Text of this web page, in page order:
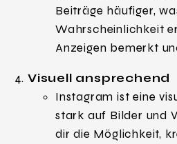
Beiträge häufiger,
Wahrscheinlichkeit
Anzeigen bemerkt
Visuell ansprechend
Instagram ist eine
stark auf Bilder und
dir die Möglichkeit,